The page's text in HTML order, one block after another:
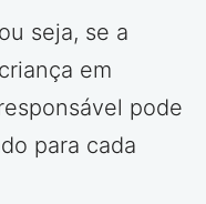
seja, se a
em
pode
para cada